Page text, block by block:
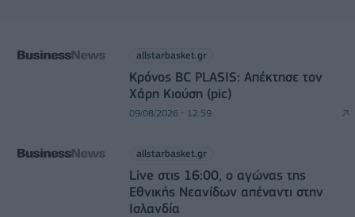
allstarbasket.gr
Κρόνος BC PLASIS: Απέκτησε τον
Χάρη Κιούση (pic)
09/08/2026 - 12:59
allstarbasket.gr
Live στις 16:00, ο αγώνας της
Εθνικής Νεανίδων απέναντι στην
Ισλανδία